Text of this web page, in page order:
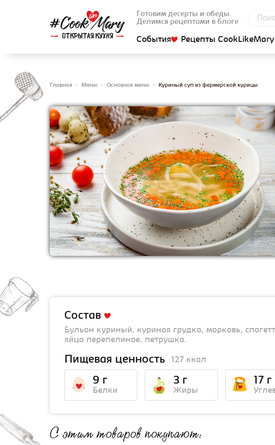
Готовим десерты и обеды.
Делимся рецептами в блоге
События Рецепты CookLikeMary
Вы здесь
Главная • Меню • Основное меню • Куриный суп из фермерской курицы
Состав
Бульон куриный, куриная грудка, морковь,
яйцо перепелиное, петрушка.
Пищевая ценность 127 ккал
9 г
Белки
3 г
Жиры
17 г
С этим товаров покупают: